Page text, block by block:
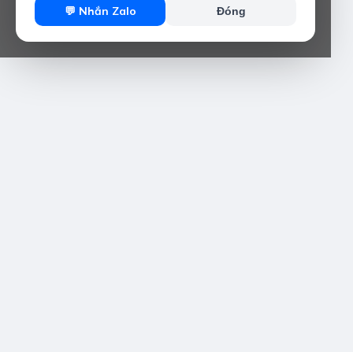
💬 Nhắn Zalo Đóng